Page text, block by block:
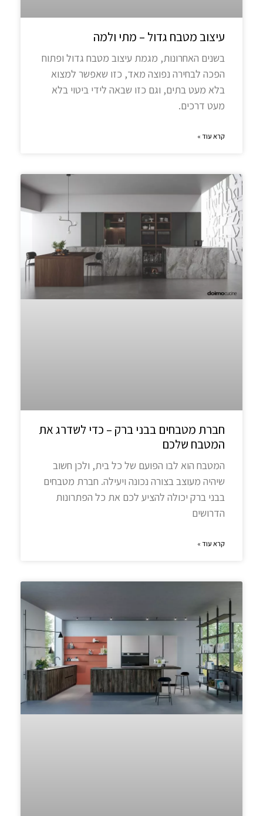
עיצוב מטבח גדול – מתי ולמה
בשנים האחרונות, מגמת עיצוב מטבח גדול ופתוח
הפכה לבחירה נפוצה מאד, כזו שאפשר למצוא
בלא מעט בתים, וגם כזו שבאה לידי ביטוי בלא
מעט דרכים.
קרא עוד »
חברת מטבחים בבני ברק – כדי לשדרג את
המטבח שלכם
המטבח הוא לבו הפועם של כל בית, ולכן חשוב
שיהיה מעוצב בצורה נכונה ויעילה. חברת מטבחים
בבני ברק יכולה להציע לכם את כל הפתרונות
הדרושים
קרא עוד »